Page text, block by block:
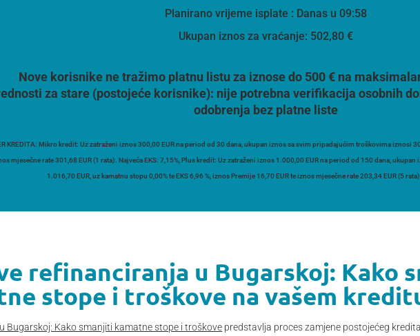
Planirano vrijeme isplate : Danas u 09:58
Ukupan iznos za vraćanje: 502,80 €
Nove korisnike ne tražimo platnu listu za iznose do 500 € na
za stare (postojeće korisnike): nije potrebna verifikacija osobnih
odobrenja bez platne liste
KREDITA: Mikro kredit: Uz zatraženi iznos 300,00 EUR na period od 30 dana, ukupan iznos sa svim pripadajućim troškovima iznosi
mjesečne rate 301,68 EUR (1 rata). Najveća EKS: 7,15%, Plus kredit: Uz zatraženi iznos 1.000,00 EUR na period od 150 dana,
1.016,70 EUR, uz kamatnu stopu 0,00% te EKS 6,96 %, iznos Premije 16,70 EUR te iznos mjesečne rate 203,34 EUR (5
refinanciranja u Bugarskoj: Kako
stope i troškove na vašem
Bugarskoj: Kako smanjiti kamatne stope i troškove predstavlja proces zamjene postojećeg